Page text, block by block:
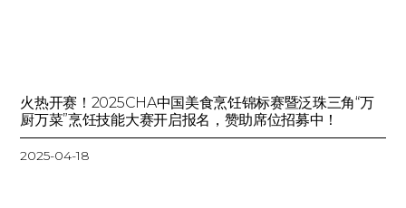
火热开赛！2025CHA中国美食烹饪锦标赛暨泛珠三角“万
厨万菜”烹饪技能大赛开启报名，赞助席位招募中！
2025-04-18